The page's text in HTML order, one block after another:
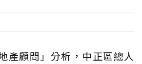
產顧問」分析，中正區總人